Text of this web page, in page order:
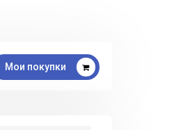
Мои покупки